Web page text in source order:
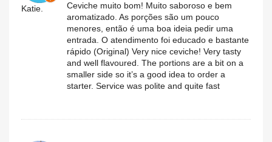
Katie.
Ceviche muito bom! Muito saboroso e bem
aromatizado. As porções são um pouco
menores, então é uma boa ideia pedir uma
entrada. O atendimento foi educado e bastante
rápido (Original) Very nice ceviche! Very tasty
and well flavoured. The portions are a bit on a
smaller side so it’s a good idea to order a
starter. Service was polite and quite fast